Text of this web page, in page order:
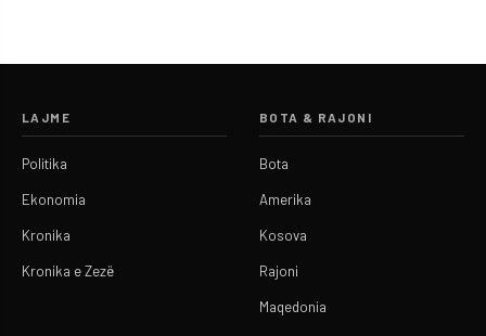
LAJME
Politika
Ekonomia
Kronika
Kronika e Zezë
BOTA & RAJONI
Bota
Amerika
Kosova
Rajoni
Maqedonia